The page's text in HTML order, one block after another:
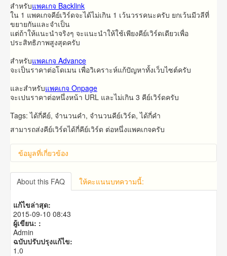
สำหรับ​แพคเกจ Backlink
ใน 1 แพคเกจคีย์เวิร์ดจะได้ไม่เกิน 1 เว้นวรรคนะครับ ยกเว้นมีวลีที่
ขยายกันและจำเป็น
แต่ถ้าให้แนะนำจริงๆ จะแนะนำให้ใช้เพียงคีย์เวิร์ดเดียวเพื่อ
ประสิทธิภาพสูงสุดครับ
สำหรับแพคเกจ Advance
จะ​เป็น​ราคา​ต่อ​โดเมน​ เพื่อวิเคราะห์แก้ปัญหาทั้งเว็บไซต์ครับ
และ​สำหรับ​แพคเกจ Onpage
จะ​เปน​ราคา​ต่อ​หนึ่ง​หน้า​ URL​ และ​ไม่​เกิน​ 3 คีย์เวิร์ด​ครับ​
Tags: ได้กี่คีย์, จำนวนคำ, จำนวนคีย์เวิร์ด, ได้กี่คำ
สามารถส่งคีย์เวิร์ดได้กี่คีย์เวิร์ด ต่อหนึ่งแพคเกจครับ
ข้อมูลที่เกี่ยวข้อง
About this FAQ ให้คะแนนบทความนี้:
แก้ไขล่าสุด:
2015-09-10 08:43
ผู้เขียน: :
Admin
ฉบับปรับปรุงแก้ไข:
1.0